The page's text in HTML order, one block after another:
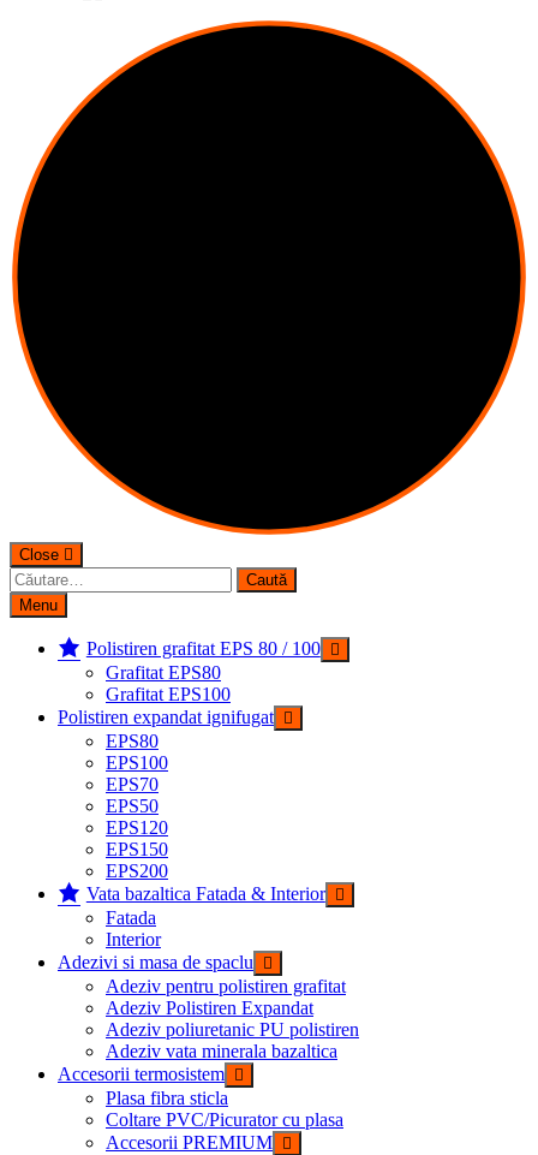
Close
Caută
după:
Menu
Polistiren grafitat EPS 80 / 100
Grafitat EPS80
Grafitat EPS100
Polistiren expandat ignifugat
EPS80
EPS100
EPS70
EPS50
EPS120
EPS150
EPS200
Vata bazaltica Fatada & Interior
Fatada
Interior
Adezivi si masa de spaclu
Adeziv pentru polistiren grafitat
Adeziv Polistiren Expandat
Adeziv poliuretanic PU polistiren
Adeziv vata minerala bazaltica
Accesorii termosistem
Plasa fibra sticla
Coltare PVC/Picurator cu plasa
Accesorii PREMIUM